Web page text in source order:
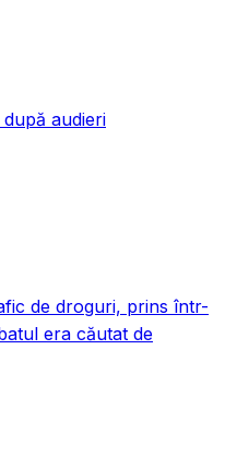
audieri
de droguri, prins într-
era căutat de